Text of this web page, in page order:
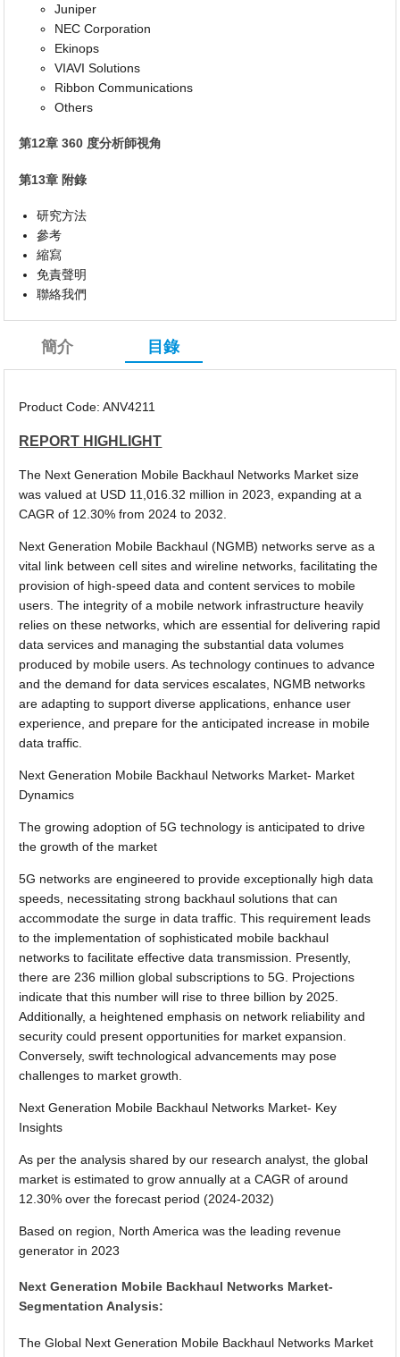
Juniper
NEC Corporation
Ekinops
VIAVI Solutions
Ribbon Communications
Others
第12章 360 度分析師視角
第13章 附錄
研究方法
參考
縮寫
免責聲明
聯絡我們
簡介 目錄
Product Code: ANV4211
REPORT HIGHLIGHT
The Next Generation Mobile Backhaul Networks Market size
was valued at USD 11,016.32 million in 2023, expanding at a
CAGR of 12.30% from 2024 to 2032.
Next Generation Mobile Backhaul (NGMB) networks serve as a
vital link between cell sites and wireline networks, facilitating the
provision of high-speed data and content services to mobile
users. The integrity of a mobile network infrastructure heavily
relies on these networks, which are essential for delivering rapid
data services and managing the substantial data volumes
produced by mobile users. As technology continues to advance
and the demand for data services escalates, NGMB networks
are adapting to support diverse applications, enhance user
experience, and prepare for the anticipated increase in mobile
data traffic.
Next Generation Mobile Backhaul Networks Market- Market
Dynamics
The growing adoption of 5G technology is anticipated to drive
the growth of the market
5G networks are engineered to provide exceptionally high data
speeds, necessitating strong backhaul solutions that can
accommodate the surge in data traffic. This requirement leads
to the implementation of sophisticated mobile backhaul
networks to facilitate effective data transmission. Presently,
there are 236 million global subscriptions to 5G. Projections
indicate that this number will rise to three billion by 2025.
Additionally, a heightened emphasis on network reliability and
security could present opportunities for market expansion.
Conversely, swift technological advancements may pose
challenges to market growth.
Next Generation Mobile Backhaul Networks Market- Key
Insights
As per the analysis shared by our research analyst, the global
market is estimated to grow annually at a CAGR of around
12.30% over the forecast period (2024-2032)
Based on region, North America was the leading revenue
generator in 2023
Next Generation Mobile Backhaul Networks Market-
Segmentation Analysis:
The Global Next Generation Mobile Backhaul Networks Market